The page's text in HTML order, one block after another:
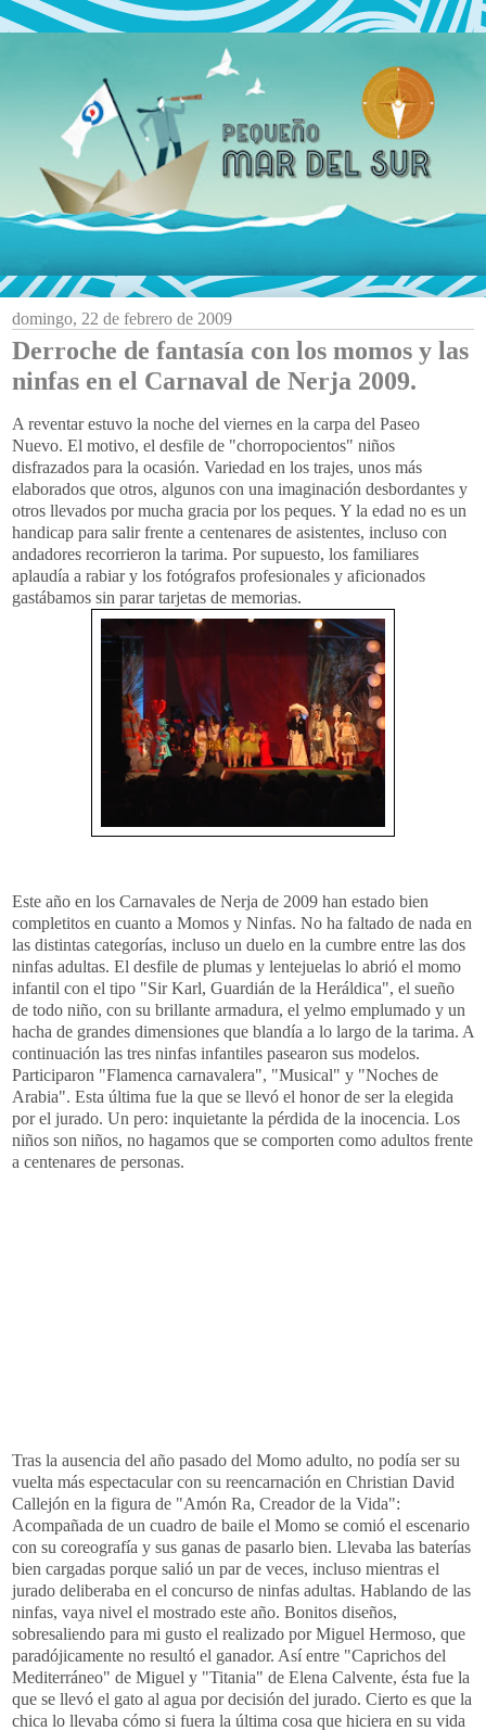
domingo, 22 de febrero de 2009
Derroche de fantasía con los momos y las
ninfas en el Carnaval de Nerja 2009.
A reventar estuvo la noche del viernes en la carpa del Paseo
Nuevo. El motivo, el desfile de "chorropocientos" niños
disfrazados para la ocasión. Variedad en los trajes, unos más
elaborados que otros, algunos con una imaginación desbordantes y
otros llevados por mucha gracia por los peques. Y la edad no es un
handicap para salir frente a centenares de asistentes, incluso con
andadores recorrieron la tarima. Por supuesto, los familiares
aplaudía a rabiar y los fotógrafos profesionales y aficionados
gastábamos sin parar tarjetas de memorias.
Este año en los Carnavales de Nerja de 2009 han estado bien
completitos en cuanto a Momos y Ninfas. No ha faltado de nada en
las distintas categorías, incluso un duelo en la cumbre entre las dos
ninfas adultas. El desfile de plumas y lentejuelas lo abrió el momo
infantil con el tipo "Sir Karl, Guardián de la Heráldica", el sueño
de todo niño, con su brillante armadura, el yelmo emplumado y un
hacha de grandes dimensiones que blandía a lo largo de la tarima. A
continuación las tres ninfas infantiles pasearon sus modelos.
Participaron "Flamenca carnavalera", "Musical" y "Noches de
Arabia". Esta última fue la que se llevó el honor de ser la elegida
por el jurado. Un pero: inquietante la pérdida de la inocencia. Los
niños son niños, no hagamos que se comporten como adultos frente
a centenares de personas.
Tras la ausencia del año pasado del Momo adulto, no podía ser su
vuelta más espectacular con su reencarnación en Christian David
Callejón en la figura de "Amón Ra, Creador de la Vida":
Acompañada de un cuadro de baile el Momo se comió el escenario
con su coreografía y sus ganas de pasarlo bien. Llevaba las baterías
bien cargadas porque salió un par de veces, incluso mientras el
jurado deliberaba en el concurso de ninfas adultas. Hablando de las
ninfas, vaya nivel el mostrado este año. Bonitos diseños,
sobresaliendo para mi gusto el realizado por Miguel Hermoso, que
paradójicamente no resultó el ganador. Así entre "Caprichos del
Mediterráneo" de Miguel y "Titania" de Elena Calvente, ésta fue la
que se llevó el gato al agua por decisión del jurado. Cierto es que la
chica lo llevaba cómo si fuera la última cosa que hiciera en su vida